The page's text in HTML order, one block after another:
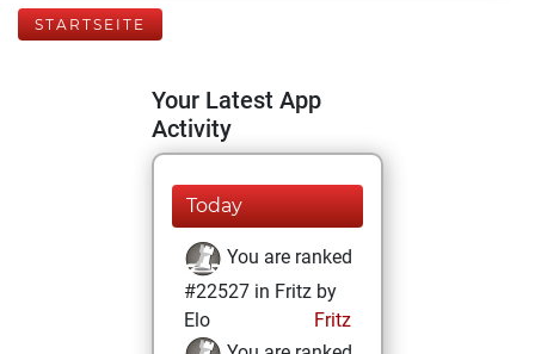
STARTSEITE
Your Latest App
Activity
Today
You are ranked
#22527 in Fritz by
Elo
Fritz